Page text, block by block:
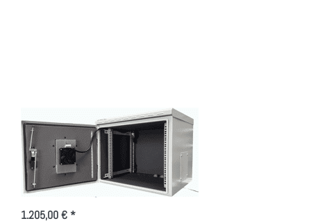
Wandgehäuse IP55,
mit 100W
elektrischer Kühlung!
Indoor/Outdoorgehäuse 7-20HE,
100W Peltier Kühlung
1.205,00 € *